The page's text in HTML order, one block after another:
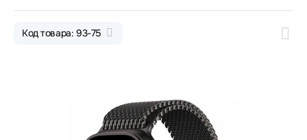
Код товара: 93-75